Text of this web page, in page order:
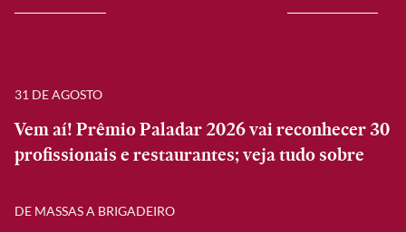
31 DE AGOSTO
Vem aí! Prêmio Paladar 2026 vai reconhecer 30
profissionais e restaurantes; veja tudo sobre
DE MASSAS A BRIGADEIRO